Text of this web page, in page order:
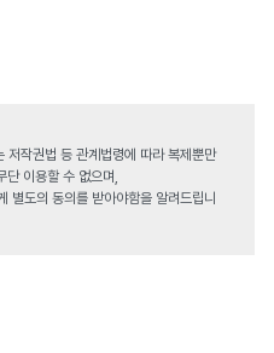
저작권법 등 관계법령에 따라 복제뿐만
이용할 수 없으며,
별도의 동의를 받아야함을 알려드립니